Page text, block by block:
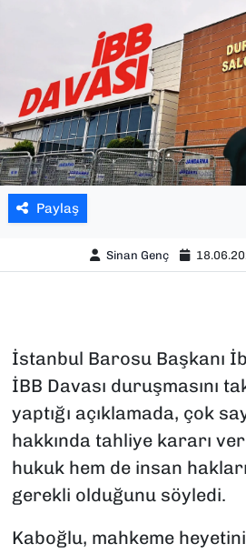
Paylaş
Sinan Genç
İstanbul Barosu Başkanı
İBB Davası duruşmasını
yaptığı açıklamada, çok
hakkında tahliye kararı
hukuk hem de insan
gerekli olduğunu söyledi.
Kaboğlu, mahkeme
YEREL YÖNETİMLER